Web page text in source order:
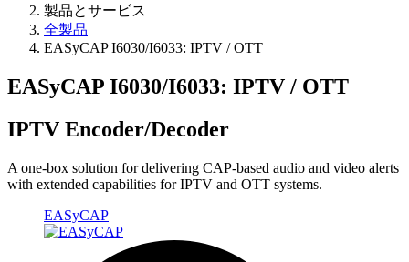
製品とサービス
全製品
EASyCAP I6030/I6033: IPTV / OTT
EASyCAP I6030/I6033: IPTV / OTT
IPTV Encoder/Decoder
A one-box solution for delivering CAP-based audio and video alerts
with extended capabilities for IPTV and OTT systems.
EASyCAP